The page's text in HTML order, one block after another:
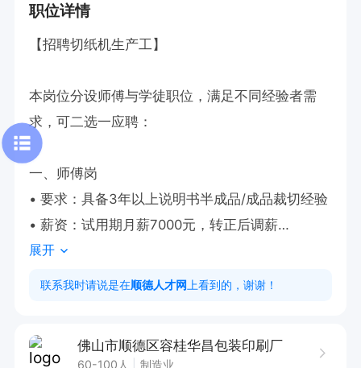
职位详情
【招聘切纸机生产工】
本岗位分设师傅与学徒职位，满足不同经验者需
求，可二选一应聘：
一、师傅岗
• 要求：具备3年以上说明书半成品/成品裁切经验
• 薪资：试用期月薪7000元，转正后调薪
• 加班费另计
• 薪资：试用期时薪16元/小时，转正后调薪
展开
联系我时请说是在顺德人才网 上看到的，谢谢！
佛山市顺德区容桂华昌包装印刷厂
60-100人 制造业